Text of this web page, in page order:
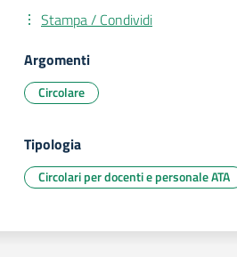
Stampa / Condividi
Argomenti
Circolare
Tipologia
Circolari per docenti e personale ATA